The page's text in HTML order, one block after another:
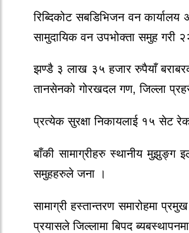
रिब्दिकोट सबडिभिजन वन
सामुदायिक वन उपभोक्ता समुह गरी
झण्डै ३ लाख ३५ हजार रुपैयाँ
तानसेनको गोरखदल गण, जिल्ला
प्रत्येक सुरक्षा निकायलाई १५ सेट
बाँकी सामाग्रीहरु स्थानीय मुझुङ्ग
समुहहरुले जना ।
सामाग्री हस्तान्तरण समारोहमा
प्रयासले जिल्लामा बिपद